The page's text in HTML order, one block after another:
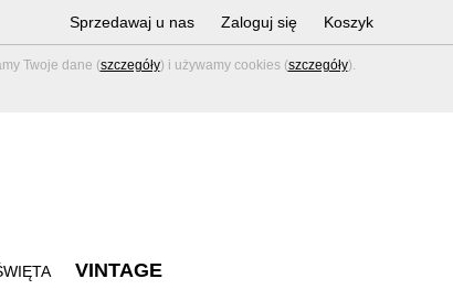
Twoje dane (szczegóły) i używamy cookies (szczegóły).
Sprzedawaj u nas Zaloguj się Koszyk
VINTAGE